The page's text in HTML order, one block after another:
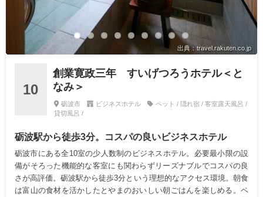
出典：travel.rakuten.co.jp
10
創業寛政三年 すいげつろうホテル＜と
なみ＞
砺波市 ビジネスホテル
ペット / 隠れ宿 / 客室露天風呂 /
貸切風呂 /
砺波駅から徒歩3分。コスパの良いビジネスホテル
砺波市にある全10室の少人数制のビジネスホテル。必要最小限の設
備がそろった機能的な客室にも関わらずリーズナブルでコスパの良
さが高評価。砺波駅から徒歩3分という理想的なアクセス環境。朝食
は富山の食材を活かしたとやまのおいしい朝ごはんを楽しめる。ペ